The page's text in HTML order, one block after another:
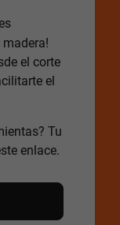
el corte
el
Tu
enlace.